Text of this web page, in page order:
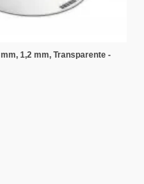
1,2 mm, Transparente -